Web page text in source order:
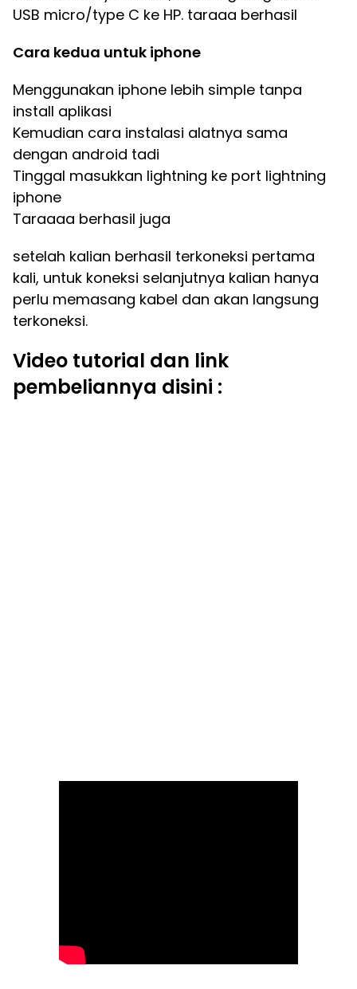
USB micro/type C ke HP. taraaa berhasil
Cara kedua untuk iphone
Menggunakan iphone lebih simple tanpa
install aplikasi
Kemudian cara instalasi alatnya sama
dengan android tadi
Tinggal masukkan lightning ke port lightning
iphone
Taraaaa berhasil juga
setelah kalian berhasil terkoneksi pertama
kali, untuk koneksi selanjutnya kalian hanya
perlu memasang kabel dan akan langsung
terkoneksi.
Video tutorial dan link
pembeliannya disini :